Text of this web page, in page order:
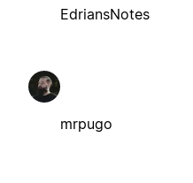
EdriansNotes
mrpugo